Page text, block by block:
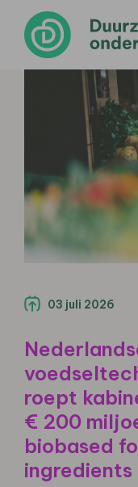
03 juli 2026
roept
€ 200
biobased
ingredients